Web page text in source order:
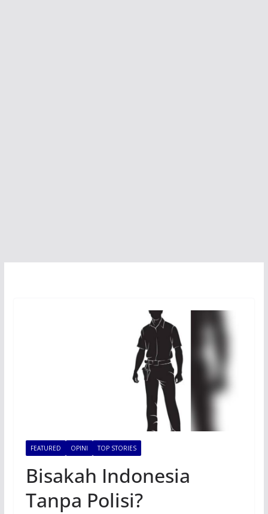
FEATURED OPINI TOP STORIES
Bisakah Indonesia
Tanpa Polisi?